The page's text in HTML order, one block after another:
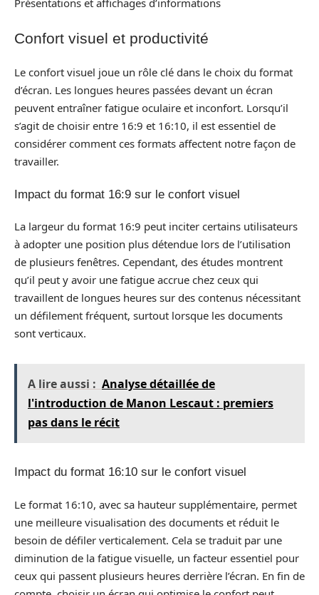
Présentations et affichages d’informations
Confort visuel et productivité
Le confort visuel joue un rôle clé dans le choix du format
d’écran. Les longues heures passées devant un écran
peuvent entraîner fatigue oculaire et inconfort. Lorsqu’il
s’agit de choisir entre 16:9 et 16:10, il est essentiel de
considérer comment ces formats affectent notre façon de
travailler.
Impact du format 16:9 sur le confort visuel
La largeur du format 16:9 peut inciter certains utilisateurs
à adopter une position plus détendue lors de l’utilisation
de plusieurs fenêtres. Cependant, des études montrent
qu’il peut y avoir une fatigue accrue chez ceux qui
travaillent de longues heures sur des contenus nécessitant
un défilement fréquent, surtout lorsque les documents
sont verticaux.
A lire aussi : Analyse détaillée de
l'introduction de Manon Lescaut : premiers
pas dans le récit
Impact du format 16:10 sur le confort visuel
Le format 16:10, avec sa hauteur supplémentaire, permet
une meilleure visualisation des documents et réduit le
besoin de défiler verticalement. Cela se traduit par une
diminution de la fatigue visuelle, un facteur essentiel pour
ceux qui passent plusieurs heures derrière l’écran. En fin de